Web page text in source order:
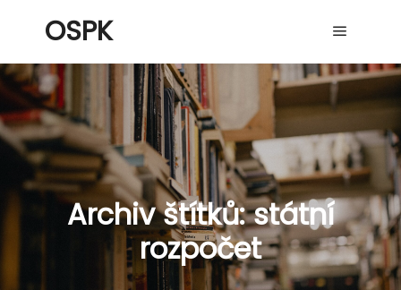
OSPK
Archiv štítků:státní
rozpočet